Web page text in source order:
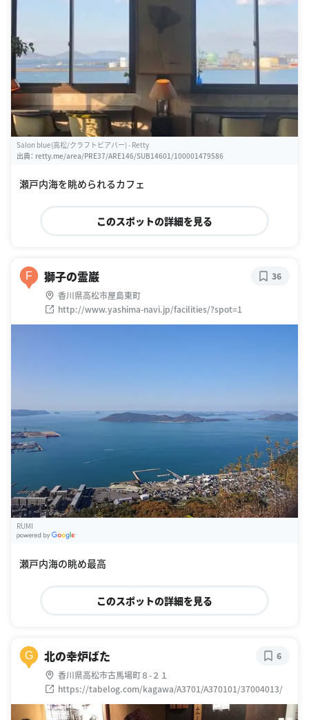
Salon blue(高松/クラフトビアバー) - Retty
出典： retty.me/area/PRE37/ARE146/SUB14601/100001479586
瀬戸内海を眺められるカフェ
このスポットの詳細を見る
F 獅子の霊巌
香川県高松市屋島東町
http://www.yashima-navi.jp/facilities/?spot=1
36
RUMI
瀬戸内海の眺め最高
このスポットの詳細を見る
G 北の幸炉ばた
香川県高松市古馬場町８-２１
https://tabelog.com/kagawa/A3701/A370101/37004013/
6